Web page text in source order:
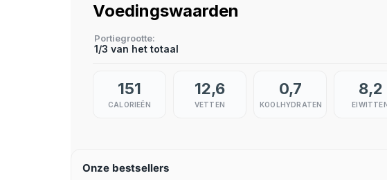
Voedingswaarden
Portiegrootte
1/3 van het totaal
151
CALORIEËN
12,6
VETTEN
0,7
KOOLHYDRATEN
8,2
EIWITTEN
Onze bestsellers